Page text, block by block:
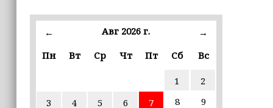
Хас-Магомед Кадыров и Хож-Бауди
Дааев проверили ход капитального
19:18
← Авг 2026 г.
→
Пн
Вт Ср Чт Пт Сб Вс
1
2
3
4 5 6 7 8
9